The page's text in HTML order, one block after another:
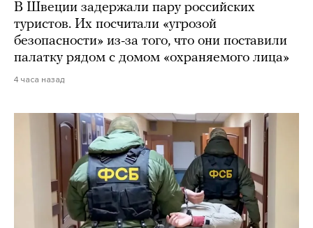
В Швеции задержали пару российских
туристов. Их посчитали «угрозой
безопасности» из-за того, что они поставили
палатку рядом с домом «охраняемого лица»
4 часа назад